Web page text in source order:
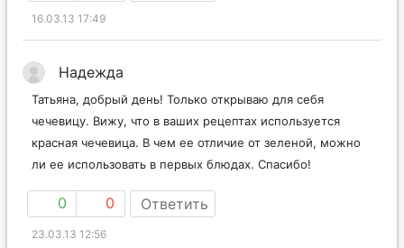
16.03.13 17:49
Надежда
Татьяна, добрый день! Только открываю для себя
чечевицу. Вижу, что в ваших рецептах используется
красная чечевица. В чем ее отличие от зеленой, можно
ли ее использовать в первых блюдах. Спасибо!
0 0 Ответить
23.03.13 12:56